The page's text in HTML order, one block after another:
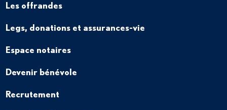
Les offrandes
Legs, donations et assurances-vie
Espace notaires
Devenir bénévole
Recrutement